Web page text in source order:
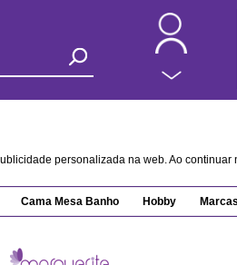
personalizada na web. Ao
Cama Mesa Banho Hobby Marcas